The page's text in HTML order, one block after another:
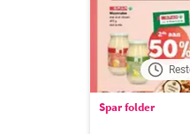
Spar folder